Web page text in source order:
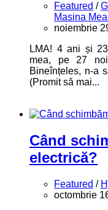
Featured /
Masina
noiembrie
LMA! 4 ani și
mea, pe 27
Bineînțeles, n-a
(Promit să mai...
Când
electrică?
Featured /
octombrie